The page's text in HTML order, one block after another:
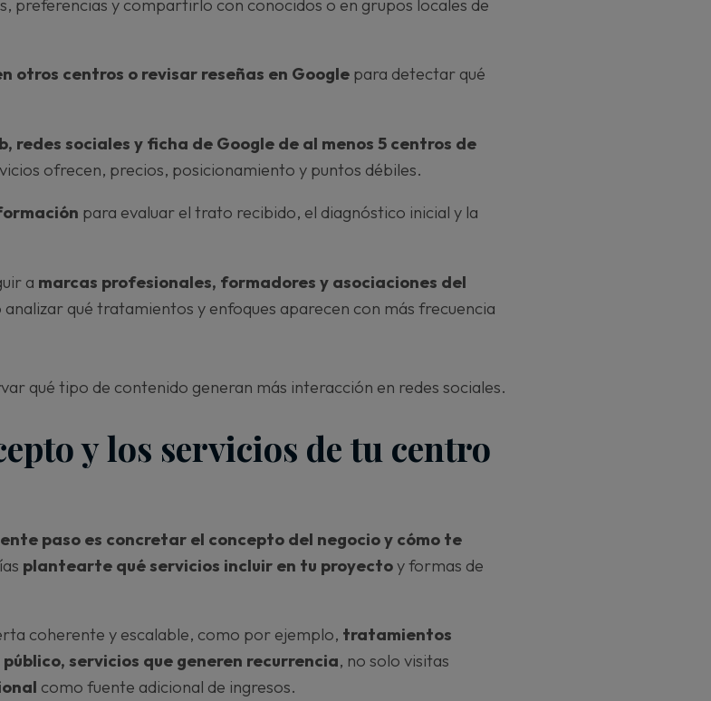
otros centros o revisar reseñas en Google para detectar qué
redes sociales y ficha de Google de al menos 5 centros de
ofrecen, precios, posicionamiento y puntos débiles.
para evaluar el trato recibido, el diagnóstico inicial y la
a marcas profesionales, formadores y asociaciones del
analizar qué tratamientos y enfoques aparecen con más frecuencia
qué tipo de contenido generan más interacción en redes sociales.
y los servicios de tu centro
paso es concretar el concepto del negocio y cómo te
plantearte qué servicios incluir en tu proyectoy formas de
coherente y escalable, como por ejemplo, tratamientos
servicios que generen recurrencia, no solo visitas
como fuente adicional de ingresos.